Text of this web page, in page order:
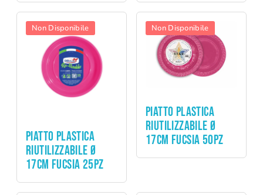
Non Disponibile
PIATTO PLASTICA
RIUTILIZZABILE Ø
17CM FUCSIA 25PZ
Non Disponibile
PIATTO PLASTICA
RIUTILIZZABILE Ø
17CM FUCSIA 50PZ